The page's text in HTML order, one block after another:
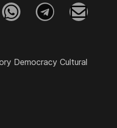
Democracy Cultural